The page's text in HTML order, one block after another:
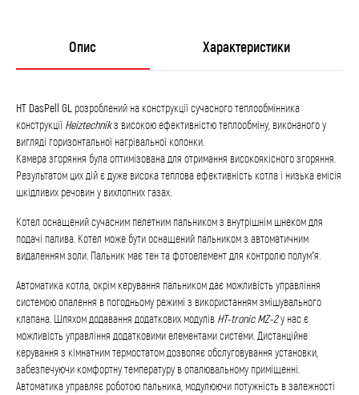
Опис Характеристики
HT DasPell GL розроблений на конструкції сучасного теплообмінника
конструкції Heiztechnikз високою ефективністю теплообміну, виконаного у
вигляді горизонтальної нагрівальної колонки.
Камера згоряння була оптимізована для отримання високоякісного згоряння.
Результатом цих дій є дуже висока теплова ефективність котла і низька емісія
шкідливих речовин у вихлопних газах.
Котел оснащений сучасним пелетним пальником з внутрішнім шнеком для
подачі палива. Котел може бути оснащений пальником з автоматичним
видаленням золи. Пальник має тен та фотоелемент для контролю полум’я.
Автоматика котла, окрім керування пальником дає можливість управління
системою опалення в погодньому режимі з використанням змішувального
клапана. Шляхом додавання додаткових модулів HT-tronic MZ-2у нас є
можливість управління додатковими елементами системи. Дистанційне
керування з кімнатним термостатом дозволяє обслуговування установки,
забезпечуючи комфортну температуру в опалювальному приміщенні.
Автоматика управляє роботою пальника, модулюючи потужність в залежності